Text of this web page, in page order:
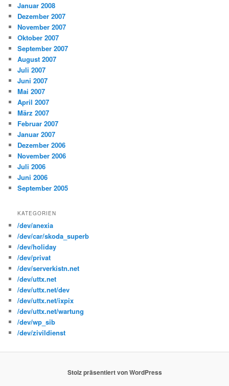
Januar 2008
Dezember 2007
November 2007
Oktober 2007
September 2007
August 2007
Juli 2007
Juni 2007
Mai 2007
April 2007
März 2007
Februar 2007
Januar 2007
Dezember 2006
November 2006
Juli 2006
Juni 2006
September 2005
KATEGORIEN
/dev/anexia
/dev/car/skoda_superb
/dev/holiday
/dev/privat
/dev/serverkistn.net
/dev/uttx.net
/dev/uttx.net/dev
/dev/uttx.net/ixpix
/dev/uttx.net/wartung
/dev/wp_sib
/dev/zivildienst
Stolz präsentiert von WordPress